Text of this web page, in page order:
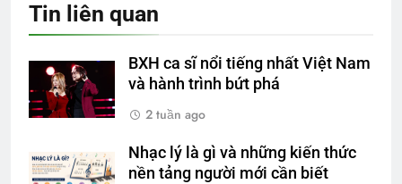
Tin liên quan
BXH ca sĩ nổi tiếng nhất Việt Nam
và hành trình bứt phá
2 tuần ago
Nhạc lý là gì và những kiến thức
nền tảng người mới cần biết